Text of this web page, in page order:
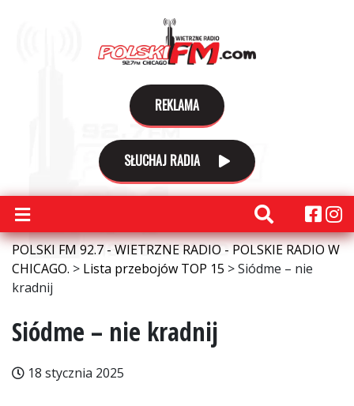
REKLAMA
SŁUCHAJ RADIA
POLSKI FM 92.7 - WIETRZNE RADIO - POLSKIE RADIO W
CHICAGO. > Lista przebojów TOP 15 >Siódme – nie
kradnij
Siódme – nie kradnij
18 stycznia 2025